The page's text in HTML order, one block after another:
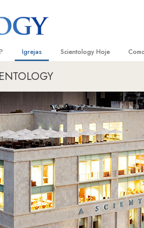
Dizem
de Scientology
Igrejas
Localizar uma Igreja
Igrejas Ideais de Scientology
Organizações Avançadas
Base em Terra de Flag
Freewinds
A levar Scientology ao Mundo
Scientology Hoje
Eventos de Scientology
David Miscavige — Líder
de Scientology
A